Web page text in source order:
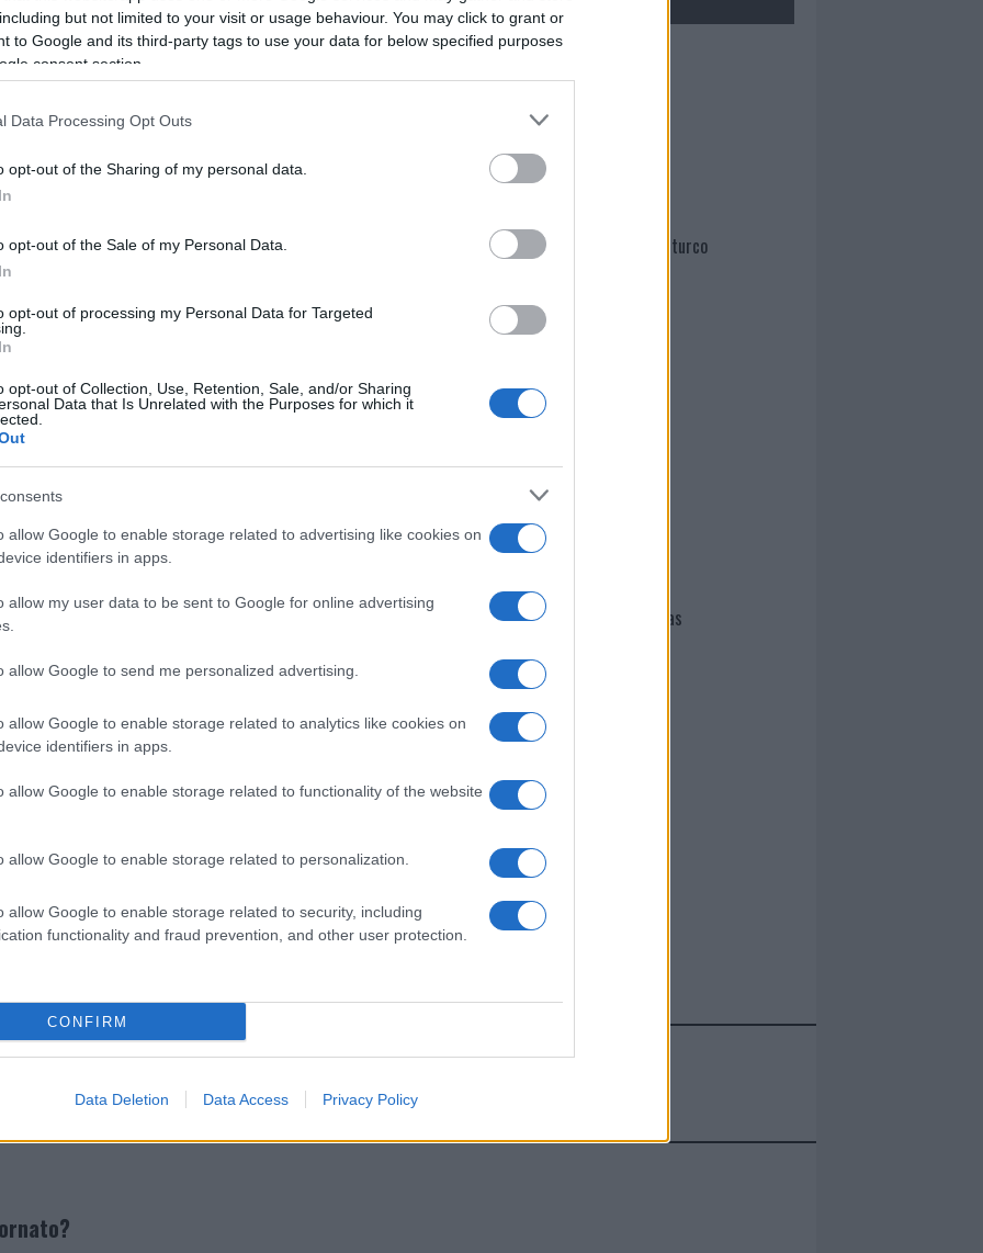
but not limited to your visit or usage behaviour. You may click to grant or
to Google and its third-party tags to use your data for below specified purposes
consent section.
Data Processing Opt Outs
opt-out of the Sharing of my personal data.
opt-out of the Sale of my Personal Data.
opt-out of processing my Personal Data for Targeted
opt-out of Collection, Use, Retention, Sale, and/or Sharing
Data that Is Unrelated with the Purposes for which it
allow Google to enable storage related to advertising like cookies on
identifiers in apps.
allow my user data to be sent to Google for online advertising
allow Google to send me personalized advertising.
allow Google to enable storage related to analytics like cookies on
identifiers in apps.
allow Google to enable storage related to functionality of the website
allow Google to enable storage related to personalization.
allow Google to enable storage related to security, including
functionality and fraud prevention, and other user protection.
CONFIRM
Data Deletion Data Access Privacy Policy
cliccandoqui
nella sezione
i tuoi video e le tue foto
+39 345 356 7512
di GalluraOggi.it
news daGoogle News
Prossimo articolo
Paolo Pinna
Martina Agostina Diturco
I nostri cari
I nostri cari
Giovannimaria Cabras